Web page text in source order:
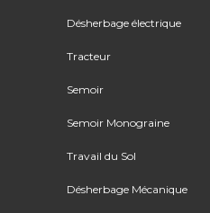
Désherbage électrique
Tracteur
Semoir
Semoir Monograine
Travail du Sol
Désherbage Mécanique